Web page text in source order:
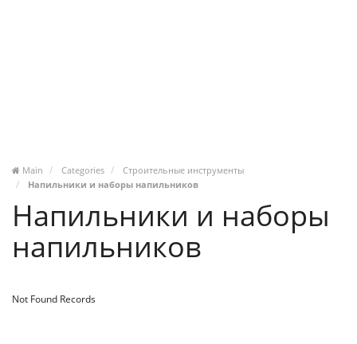
Main Categories
Строительные инструменты
Напильники и наборы напильников
Напильники и наборы
напильников
Not Found Records